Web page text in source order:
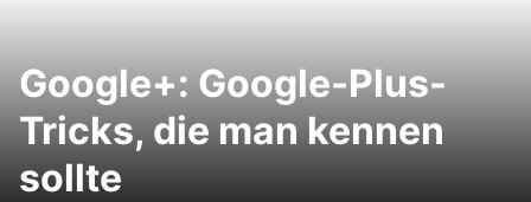
Google+: Google-Plus-
Tricks, die man kennen
sollte